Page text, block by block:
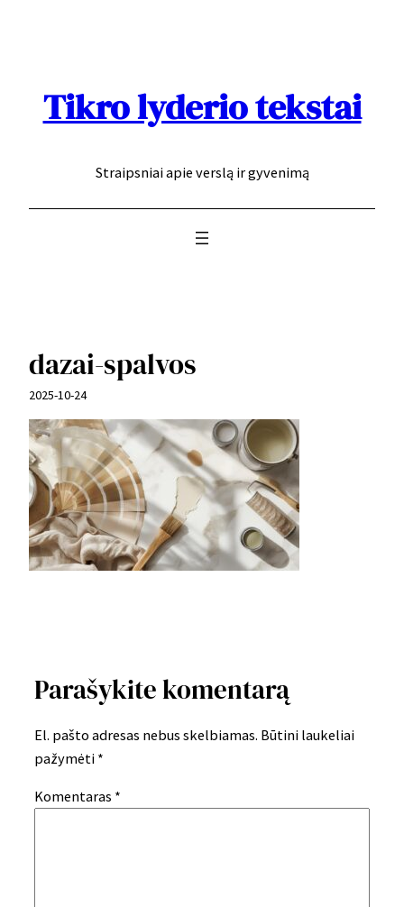
Tikro lyderio tekstai
Straipsniai apie verslą ir gyvenimą
dazai-spalvos
2025-10-24
Parašykite komentarą
El. pašto adresas nebus skelbiamas. Būtini laukeliai
pažymėti *
Komentaras *